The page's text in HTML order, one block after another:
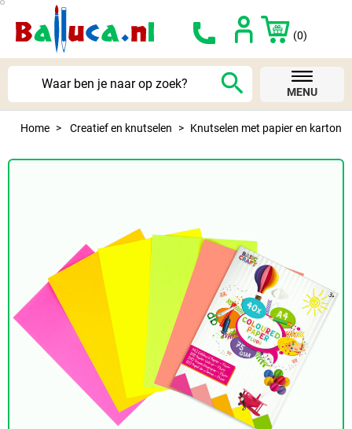
(0)
search MENU
Home Creatief en knutselen Knutselen met papier en karton